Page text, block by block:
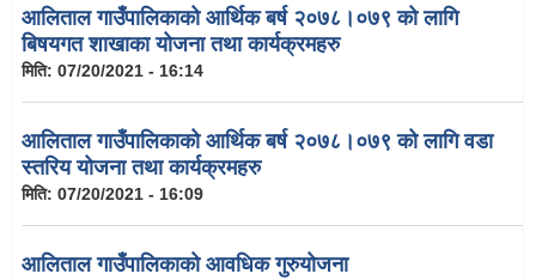
आलिताल गाउँपालिकाको आर्थिक बर्ष २०७८।०७९ को लागि
बिषयगत शाखाका योजना तथा कार्यक्रमहरु
मिति: 07/20/2021 - 16:14
आलिताल गाउँपालिकाको आर्थिक बर्ष २०७८।०७९ को लागि वडा
स्तरिय योजना तथा कार्यक्रमहरु
मिति: 07/20/2021 - 16:09
आलिताल गाउँपालिकाको आवधिक गुरुयोजना